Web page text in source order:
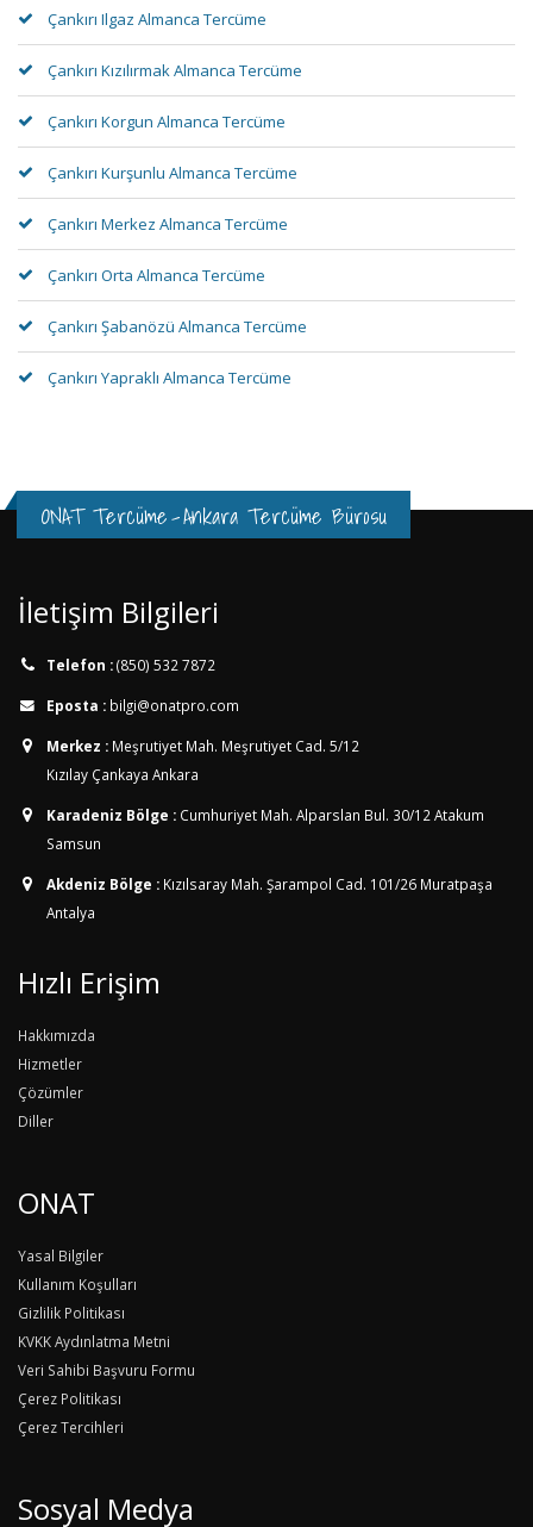
Çankırı Ilgaz Almanca Tercüme
Çankırı Kızılırmak Almanca Tercüme
Çankırı Korgun Almanca Tercüme
Çankırı Kurşunlu Almanca Tercüme
Çankırı Merkez Almanca Tercüme
Çankırı Orta Almanca Tercüme
Çankırı Şabanözü Almanca Tercüme
Çankırı Yapraklı Almanca Tercüme
ONAT Tercüme-Ankara Tercüme Bürosu
İletişim Bilgileri
Telefon :(850) 532 7872
Eposta : bilgi@onatpro.com
Merkez : Meşrutiyet Mah. Meşrutiyet Cad. 5/12
Kızılay Çankaya Ankara
Karadeniz Bölge : Cumhuriyet Mah. Alparslan Bul. 30/12 Atakum
Samsun
Akdeniz Bölge : Kızılsaray Mah. Şarampol Cad. 101/26 Muratpaşa
Antalya
Hızlı Erişim
Hakkımızda
Hizmetler
Çözümler
Diller
ONAT
Yasal Bilgiler
Kullanım Koşulları
Gizlilik Politikası
KVKK Aydınlatma Metni
Veri Sahibi Başvuru Formu
Çerez Politikası
Çerez Tercihleri
Sosyal Medya